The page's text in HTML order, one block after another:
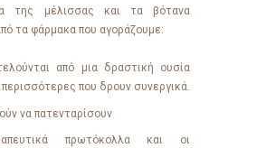
της μέλισσας και τα βότανα
τα φάρμακα που αγοράζουμε:
από μια δραστική ουσία
που δρουν συνεργικά.
να πατενταρίσουν
πρωτόκολλα και οι